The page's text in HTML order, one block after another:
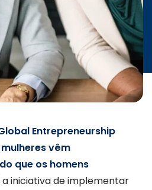
Entrepreneurship
vêm
que os homens
a iniciativa de implementar